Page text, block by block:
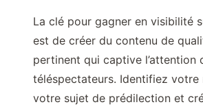
La clé pour gagner en visibilité
est de créer du contenu de
pertinent qui captive l’attention
téléspectateurs. Identifiez votre
votre sujet de prédilection et